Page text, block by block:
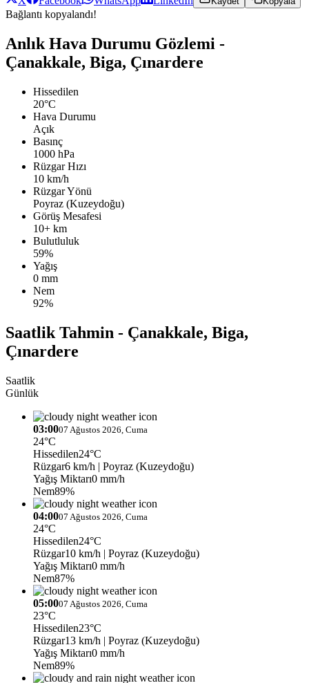
Bağlantı kopyalandı!
Anlık Hava Durumu Gözlemi -
Çanakkale, Biga, Çınardere
Hissedilen
20°C
Hava Durumu
Açık
Basınç
1000 hPa
Rüzgar Hızı
10 km/h
Rüzgar Yönü
Poyraz (Kuzeydoğu)
Görüş Mesafesi
10+ km
Bulutluluk
59%
Yağış
0 mm
Nem
92%
Saatlik Tahmin - Çanakkale, Biga,
Çınardere
Saatlik
Günlük
03:0007 Ağustos 2026, Cuma
24°C
Hissedilen24°C
Rüzgar6 km/h | Poyraz (Kuzeydoğu)
Yağış Miktarı0 mm/h
Nem89%
04:0007 Ağustos 2026, Cuma
24°C
Hissedilen24°C
Rüzgar10 km/h | Poyraz (Kuzeydoğu)
Yağış Miktarı0 mm/h
Nem87%
05:0007 Ağustos 2026, Cuma
23°C
Hissedilen23°C
Rüzgar13 km/h | Poyraz (Kuzeydoğu)
Yağış Miktarı0 mm/h
Nem89%